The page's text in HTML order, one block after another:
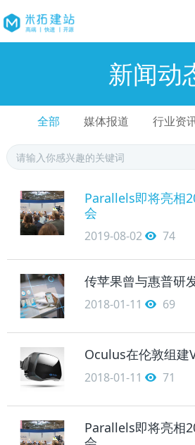
新闻动
全部 媒体报道 行业资
Parallels即将亮相
会
2019-08-02 74
传苹果曾与惠普研
2018-01-11 69
Oculus在伦敦组建
2018-01-11 71
Parallels即将亮相